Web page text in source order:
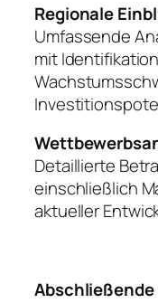
Regionale
Umfassende
mit
Detaillierte
einschließlich
aktueller